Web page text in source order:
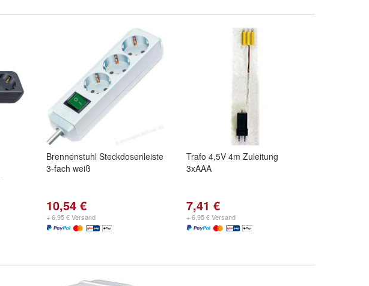
Brennenstuhl Steckdosenleiste
3-fach weiß
10,54 €
+ 6,95 € Versand
Trafo 4,5V 4m Zuleitung
3xAAA
7,41 €
+ 6,95 € Versand